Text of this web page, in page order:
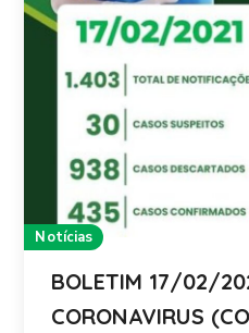
Notícias
BOLETIM 17/02/
CORONAVIRUS